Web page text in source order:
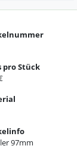
pro Stück
97mm